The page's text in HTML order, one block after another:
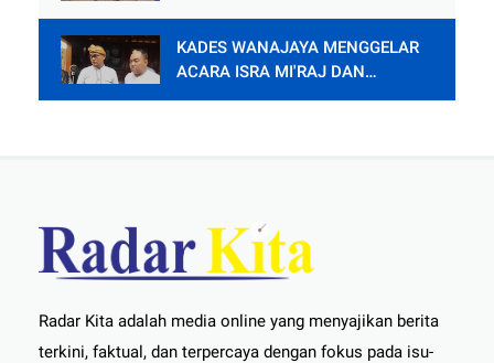
KADES WANAJAYA MENGGELAR
ACARA ISRA MI'RAJ DAN
SYUKURAN PENDOPO.
Radar Kita adalah media online yang menyajikan berita
terkini, faktual, dan terpercaya dengan fokus pada isu-